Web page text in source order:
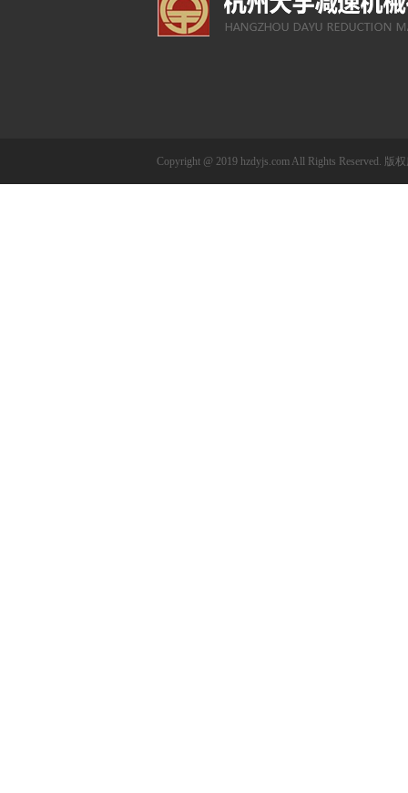
Copyright @ 2019 hzdyjs.com All Rights Reserved.